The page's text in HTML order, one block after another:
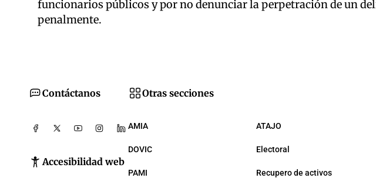
funcionarios públicos y por no denunciar la perpetración de un
penalmente.
Contáctanos
Accesibilidad web
Otras secciones
AMIA ATAJO
DOVIC Electoral
PAMI Recupero de activos